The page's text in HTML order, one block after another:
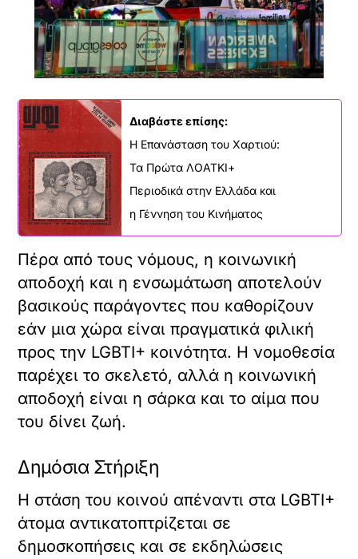
Διαβάστε επίσης:
Η Επανάσταση του Χαρτιού:
Τα Πρώτα ΛΟΑΤΚΙ+
Περιοδικά στην Ελλάδα και
η Γέννηση του Κινήματος
Πέρα από τους νόμους, η κοινωνική
αποδοχή και η ενσωμάτωση αποτελούν
βασικούς παράγοντες που καθορίζουν
εάν μια χώρα είναι πραγματικά φιλική
προς την LGBTI+ κοινότητα. Η νομοθεσία
παρέχει το σκελετό, αλλά η κοινωνική
αποδοχή είναι η σάρκα και το αίμα που
του δίνει ζωή.
Δημόσια Στήριξη
Η στάση του κοινού απέναντι στα LGBTI+
άτομα αντικατοπτρίζεται σε
δημοσκοπήσεις και σε εκδηλώσεις